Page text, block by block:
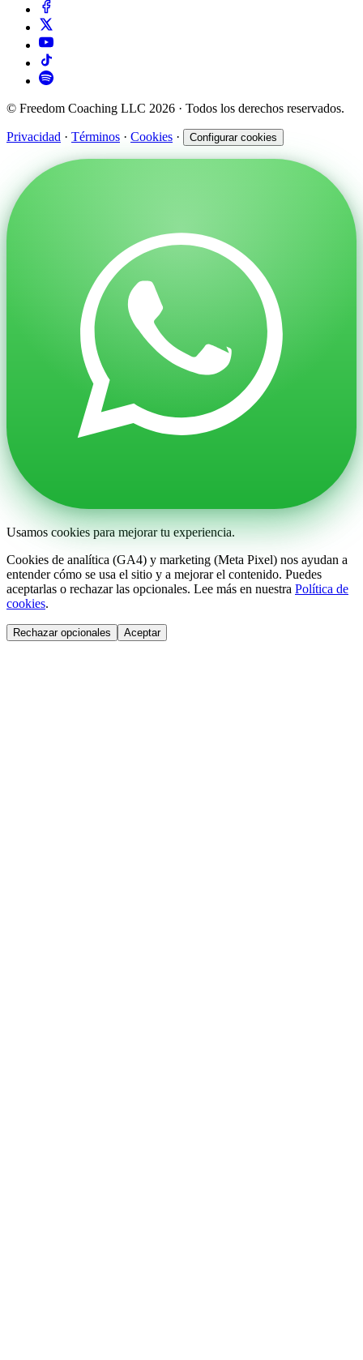
© Freedom Coaching LLC 2026 · Todos los derechos reservados.
Privacidad · Términos · Cookies · Configurar cookies
Usamos cookies para mejorar tu experiencia.
Cookies de analítica (GA4) y marketing (Meta Pixel) nos ayudan a
entender cómo se usa el sitio y a mejorar el contenido. Puedes
aceptarlas o rechazar las opcionales. Lee más en nuestra Política de
cookies.
Rechazar opcionales Aceptar